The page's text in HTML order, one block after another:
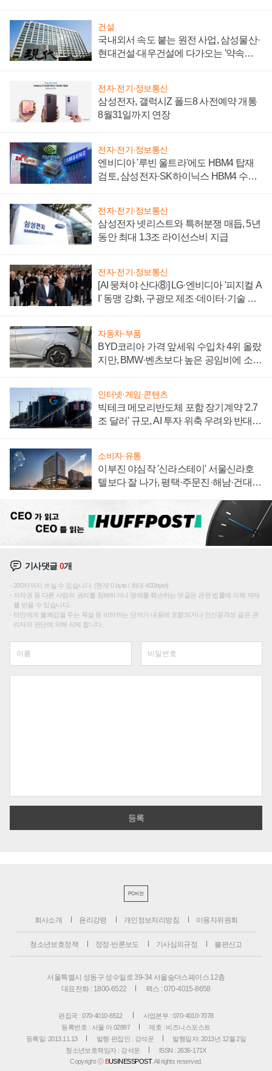
건설
국내외서 속도 붙는 원전 사업, 삼성물산·
현대건설·대우건설에 다가오는 '약속의
전자·전기·정보통신
삼성전자, 갤럭시Z 폴드8 사전예약 개통
8월31일까지 연장
전자·전기·정보통신
엔비디아 '루빈 울트라'에도 HBM4 탑재
검토, 삼성전자·SK하이닉스 HBM4 수율
전자·전기·정보통신
삼성전자 넷리스트와 특허분쟁 매듭, 5년
동안 최대 1.3조 라이선스비 지급
전자·전기·정보통신
[AI 뭉쳐야 산다⑧] LG·엔비디아 '피지컬 A
I' 동맹 강화, 구광모 제조·데이터·기술 결
자동차·부품
BYD코리아 가격 앞세워 수입차 4위 올랐
지만, BMW·벤츠보다 높은 공임비에 소비
인터넷·게임·콘텐츠
빅테크 메모리반도체 포함 장기계약 '2.7
조 달러' 규모, AI 투자 위축 우려와 반대
소비자·유통
이부진 야심작 '신라스테이' 서울신라호
텔보다 잘 나가, 평택·주문진·해남·건대로
기사댓글0개
200자까지 쓰실 수 있습니다. (현재 0 byte / 최대 400byte)
저작권 등 다른 사람의 권리를 침해하거나 명예를 훼손하는 댓글은 관련 법률에 의해 제재
를 받을 수 있습니다.
타인에게 불쾌감을 주는 욕설 등 비하하는 단어가 내용에 포함되거나 인신공격성 글은 관
리자의 판단에 의해 삭제 합니다.
PC버전
회사소개 윤리강령 개인정보처리방침 이용자위원회
청소년보호정책 정정·반론보도 기사심의규정 불편신고
서울특별시 성동구 성수일로 39-34 서울숲더스페이스 12층
대표전화 : 1800-6522
팩스 : 070-4015-8658
편집국 : 070-4010-8512
사업본부 : 070-4010-7078
등록번호 : 서울 아 02897
제호 : 비즈니스포스트
등록일: 2013.11.13
발행·편집인 : 강석운
발행일자: 2013년 12월 2일
청소년보호책임자 : 강석운
ISSN : 2636-171X
Copyright ⓒ BUSINESSPOST. All rights reserved.